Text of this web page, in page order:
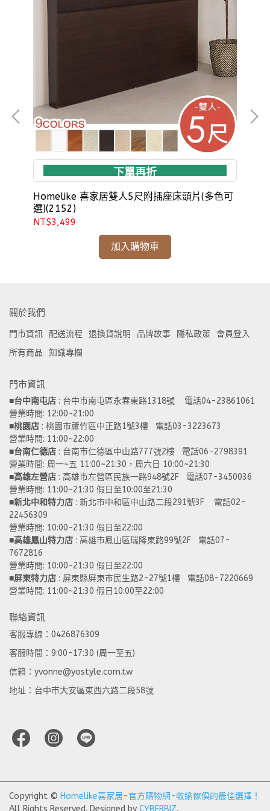
下單再折
Homelike 喜家居雙人5尺附插座床頭片(多色可
選)(2152)
NT$3,499
加入購物車
關於我們
門市資訊 配送流程 退換貨說明 品牌故事 隱私政策
會員登入
所有商品
知識專欄
門市資訊
■台中南屯店 : 台中市南屯區永春東路1318號    電話04-23861061
營業時間: 12:00~21:00
■桃園店 : 桃園市蘆竹區中正路1號3樓   電話03-3223673
營業時間: 11:00~22:00
■台南仁德店 : 台南市仁德區中山路777號2樓   電話06-2798391
營業時間: 周一~五 11:00~21:30，周六日 10:00~21:30
■高雄左營店 : 高雄市左營區民族一路948號2F   電話07-3450036
營業時間: 11:00~21:30 假日至10:00至21:30
■新北中和特力店 : 新北市中和區中山路二段291號3F    電話02-
22456309
營業時間: 10:00~21:30 假日至22:00
■高雄鳳山特力店 : 高雄市鳳山區瑞隆東路99號2F   電話07-
7672816
營業時間: 10:00~21:30 假日至22:00
■屏東特力店 : 屏東縣屏東市民生路2-27號1樓   電話08-7220669
營業時間: 11:00~21:30 假日10:00至22:00
聯絡資訊
客服專線：0426876309
客服時間：9:00-17:30 (周一至五)
信箱：yvonne@yostyle.com.tw
地址：台中市大安區東西六路二段58號
Copyright © Homelike喜家居-官方購物網-收納傢俱的最佳選擇！
All Rights Reserved. Designed by CYBERBIZ.